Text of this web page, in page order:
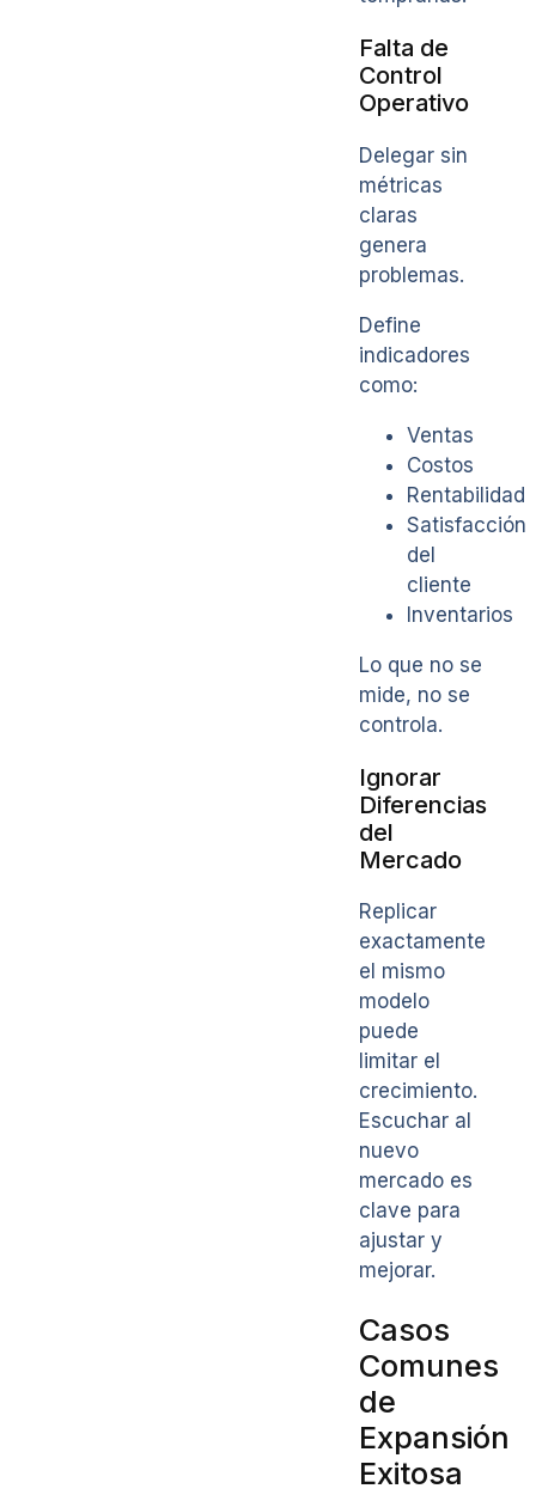
Falta de
Control
Operativo
Delegar sin
métricas
claras
genera
problemas.
Define
indicadores
como:
Ventas
Costos
Rentabilidad
Satisfacción
del
cliente
Inventarios
Lo que no se
mide, no se
controla.
Ignorar
Diferencias
del
Mercado
Replicar
exactamente
el mismo
modelo
puede
limitar el
crecimiento.
Escuchar al
nuevo
mercado es
clave para
ajustar y
mejorar.
Casos
Comunes
de
Expansión
Exitosa